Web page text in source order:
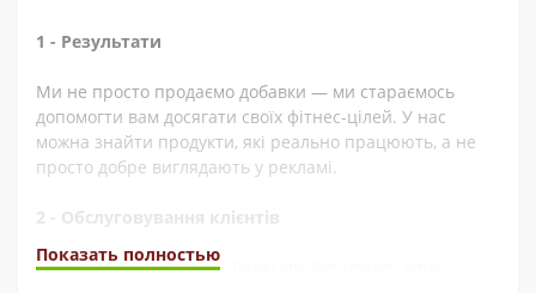
1 - Результати
Ми не просто продаємо добавки — ми стараємось
допомогти вам досягати своїх фітнес-цілей. У нас
можна знайти продукти, які реально працюють, а не
просто добре виглядають у рекламі.
2 - Обслуговування клієнтів
Ми завжди на зв’язку у Telegram, WhatsApp, Viber,
Показать полностью